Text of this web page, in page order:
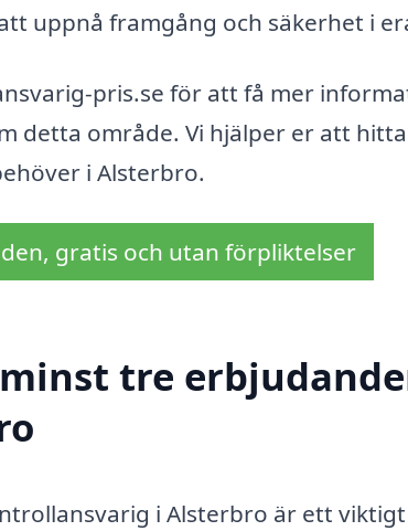
uppnå framgång och säkerhet i
pris.se för att få mer
detta område. Vi hjälper er att
i Alsterbro.
gratis och utan förpliktelser
tre
i Alsterbro är ett